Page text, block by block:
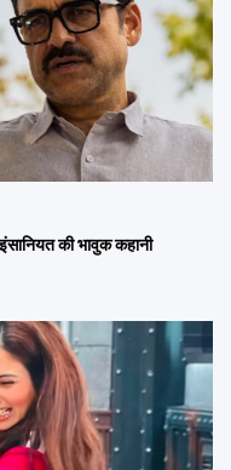
की भावुक कहानी